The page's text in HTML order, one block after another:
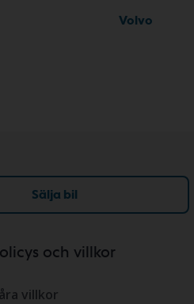
Volvo
Sälja bil
och villkor
villkor